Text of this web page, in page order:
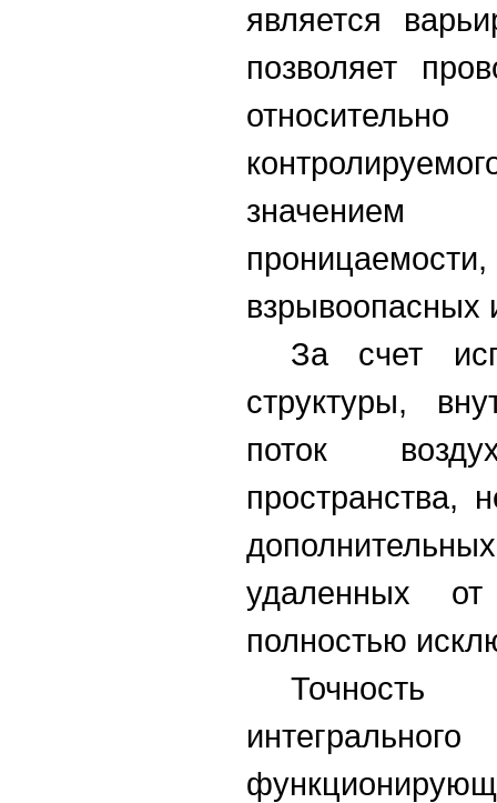
является
позволяет
значением
взрывоопасных
За счет
структуры,
поток
пространства,
удаленных от
полностью
Точность